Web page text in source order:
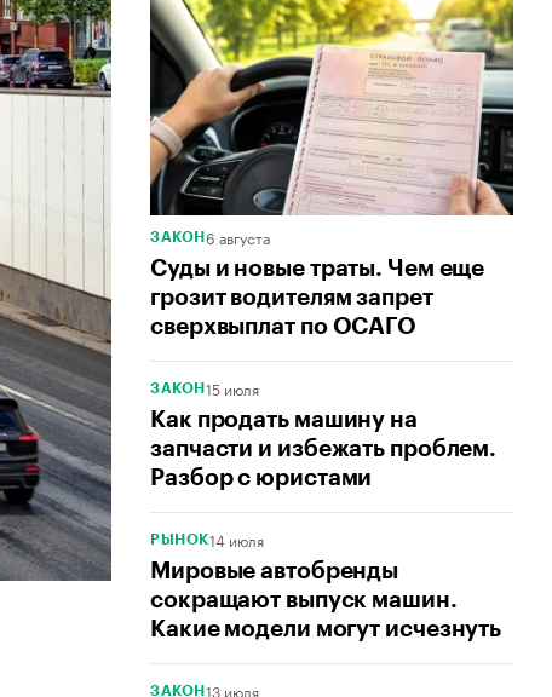
ЗАКОН 6 августа
Суды и новые траты. Чем еще
грозит водителям запрет
сверхвыплат по ОСАГО
ЗАКОН 15 июля
Как продать машину на
запчасти и избежать проблем.
Разбор с юристами
РЫНОК14 июля
Мировые автобренды
сокращают выпуск машин.
Какие модели могут исчезнуть
ЗАКОН 13 июля